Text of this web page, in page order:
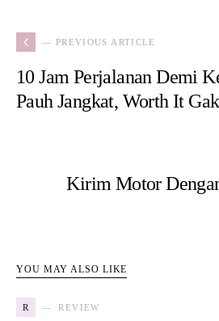
— PREVIOUS ARTICLE
10 Jam Perjalanan Demi
Pauh Jangkat, Worth It
Kirim Motor
YOU MAY ALSO LIKE
R REVIEW